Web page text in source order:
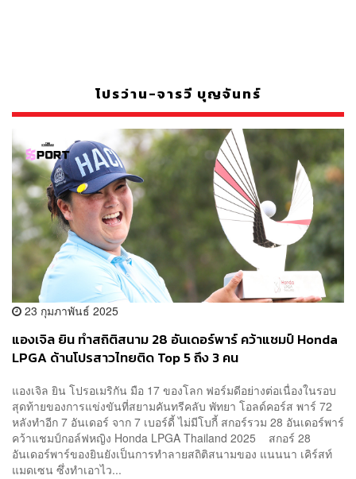
โปรว่าน-จารวี บุญจันทร์
23 กุมภาพันธ์ 2025
แองเจิล ยิน ทำสถิติสนาม 28 อันเดอร์พาร์ คว้าแชมป์ Honda
LPGA ด้านโปรสาวไทยติด Top 5 ถึง 3 คน
แองเจิล ยิน โปรอเมริกัน มือ 17 ของโลก ฟอร์มดีอย่างต่อเนื่องในรอบ
สุดท้ายของการแข่งขันที่สยามคันทรีคลับ พัทยา โอลด์คอร์ส พาร์ 72
หลังทำอีก 7 อันเดอร์ จาก 7 เบอร์ดี้ ไม่มีโบกี้ สกอร์รวม 28 อันเดอร์พาร์
คว้าแชมป์กอล์ฟหญิง Honda LPGA Thailand 2025 สกอร์ 28
อันเดอร์พาร์ของยินยังเป็นการทำลายสถิติสนามของ แนนนา เคิร์สท์
แมดเซน ซึ่งทำเอาไว...